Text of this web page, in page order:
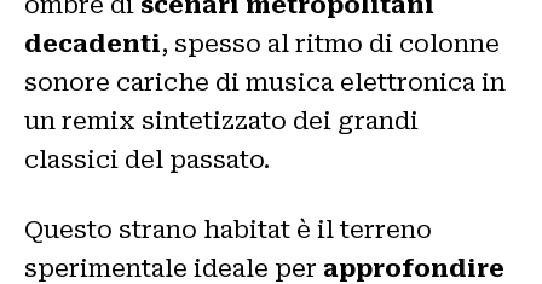
decadenti, spesso al ritmo di colonne
sonore cariche di musica elettronica in
un remix sintetizzato dei grandi
classici del passato.
Questo strano habitat è il terreno
sperimentale ideale per approfondire